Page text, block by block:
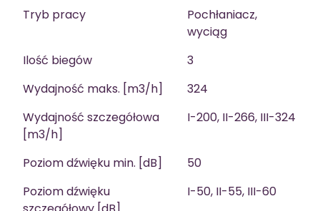
Tryb pracy
Pochłaniacz,
wyciąg
Ilość biegów
3
Wydajność maks. [m3/h]
324
Wydajność szczegółowa
[m3/h]
I-200, II-266, III-324
Poziom dźwięku min. [dB]
50
Poziom dźwięku
I-50, II-55, III-60